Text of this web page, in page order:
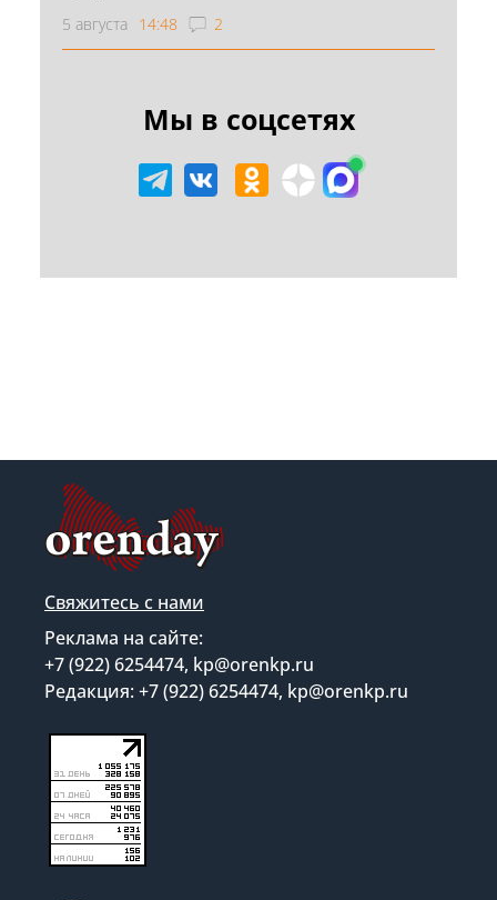
5 августа 14:48 2
Мы в соцсетях
Свяжитесь с нами
Реклама на сайте:
+7 (922) 6254474, kp@orenkp.ru
Редакция: +7 (922) 6254474, kp@orenkp.ru